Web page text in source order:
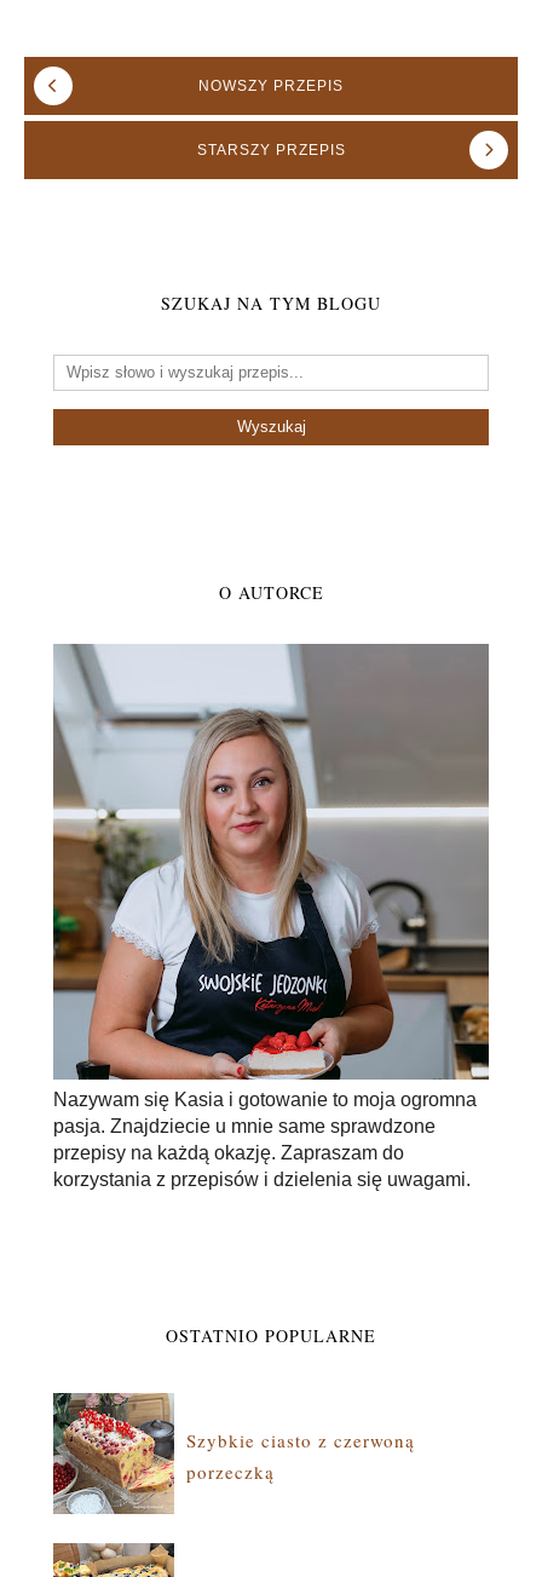
NOWSZY PRZEPIS
STARSZY PRZEPIS
SZUKAJ NA TYM BLOGU
O AUTORCE
Nazywam się Kasia i gotowanie to moja ogromna
pasja. Znajdziecie u mnie same sprawdzone
przepisy na każdą okazję. Zapraszam do
korzystania z przepisów i dzielenia się uwagami.
OSTATNIO POPULARNE
Szybkie ciasto z czerwoną
porzeczką